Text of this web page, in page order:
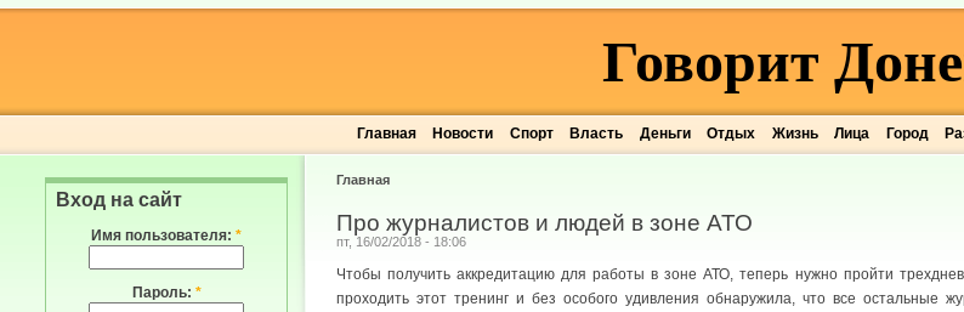
Главная Новости Спорт Власть Деньги Отдых Жизнь Лица Город
Говорит
Главная
Про журналистов и людей в зоне АТО
пт, 16/02/2018 - 18:06
Чтобы получить аккредитацию для работы в зоне АТО, теперь нужно пройти
проходить этот тренинг и без особого удивления обнаружила, что все остальные
Вход на сайт
Имя пользователя: *
Пароль: *